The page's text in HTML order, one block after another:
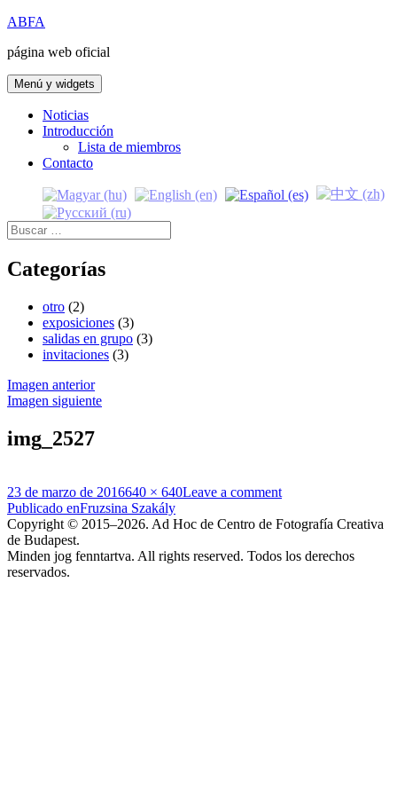
Saltar
contenido
ABFA
página web oficial
Menú y widgets
Noticias
Introducción
Lista de miembros
Contacto
Buscar:
Categorías
otro (2)
exposiciones (3)
salidas en grupo (3)
invitaciones (3)
Imagen anterior
Imagen siguiente
img_2527
Publicado
el
23 de marzo de 2016Tamaño
completo
640 × 640Leave a comment
Navegación
de
entradas
Publicado enFruzsina Szakály
Copyright © 2015–2026. Ad Hoc de Centro de Fotografía Creativa
de Budapest.
Minden jog fenntartva. All rights reserved. Todos los derechos
reservados.